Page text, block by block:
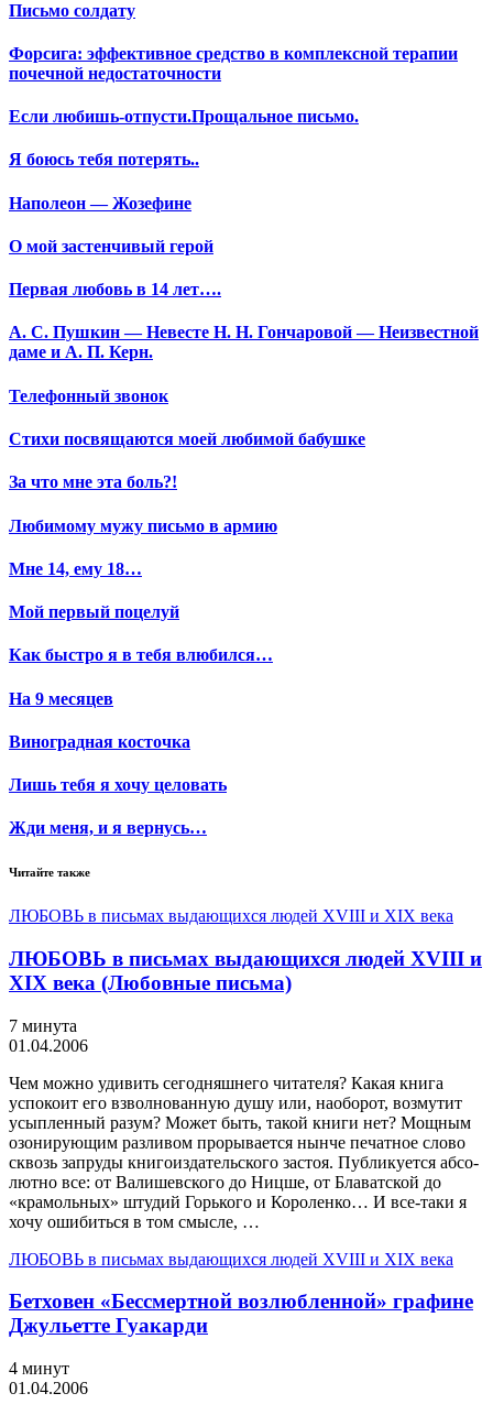
Письмо солдату
Форсига: эффективное средство в комплексной терапии
почечной недостаточности
Если любишь-отпусти.Прощальное письмо.
Я боюсь тебя потерять..
Наполеон — Жозефине
О мой застенчивый герой
Первая любовь в 14 лет….
А. С. Пушкин — Невесте Н. Н. Гончаровой — Неизвестной
даме и А. П. Керн.
Телефонный звонок
Стихи посвящаются моей любимой бабушке
За что мне эта боль?!
Любимому мужу письмо в армию
Мне 14, ему 18…
Мой первый поцелуй
Как быстро я в тебя влюбился…
На 9 месяцев
Виноградная косточка
Лишь тебя я хочу целовать
Жди меня, и я вернусь…
Читайте также
ЛЮБОВЬ в письмах выдающихся людей XVIII и XIX века
ЛЮБОВЬ в письмах выдающихся людей XVIII и
XIX века (Любовные письма)
7 минута
01.04.2006
Чем можно удивить сегодняшнего читателя? Какая книга
успокоит его взволнованную душу или, наоборот, возмутит
усыпленный разум? Может быть, такой книги нет? Мощным
озонирующим разливом прорывается нынче печатное слово
сквозь запруды книгоиздательского застоя. Публикуется абсо­
лютно все: от Валишевского до Ницше, от Блаватской до
«кра­мольных» штудий Горького и Короленко… И все-таки я
хочу ошибиться в том смысле, …
ЛЮБОВЬ в письмах выдающихся людей XVIII и XIX века
Бетховен «Бессмертной возлюбленной» графине
Джульетте Гуакарди
4 минут
01.04.2006